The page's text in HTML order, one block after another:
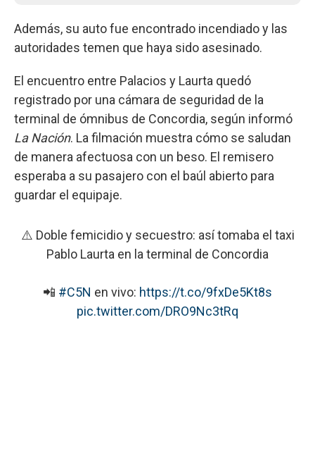
Además, su auto fue encontrado incendiado y las
autoridades temen que haya sido asesinado.
El encuentro entre Palacios y Laurta quedó
registrado por una cámara de seguridad de la
terminal de ómnibus de Concordia, según informó
La Nación. La filmación muestra cómo se saludan
de manera afectuosa con un beso. El remisero
esperaba a su pasajero con el baúl abierto para
guardar el equipaje.
⚠️ Doble femicidio y secuestro: así tomaba el taxi
Pablo Laurta en la terminal de Concordia
📲 #C5N en vivo: https://t.co/9fxDe5Kt8s
pic.twitter.com/DRO9Nc3tRq